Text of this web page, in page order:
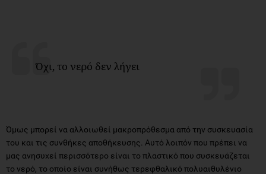
Όχι, το νερό δεν λήγει
Όμως μπορεί να αλλοιωθεί μακροπρόθεσμα από την συσκευασία
του και τις συνθήκες αποθήκευσης. Αυτό λοιπόν που πρέπει να
μας ανησυχεί περισσότερο είναι το πλαστικό που συσκευάζεται
το νερό, το οποίο είναι συνήθως τερεφθαλικό πολυαιθυλένιο